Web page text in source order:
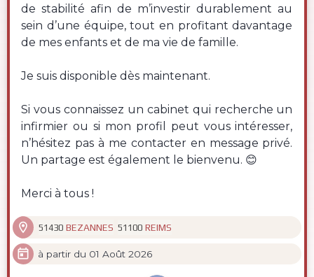
de stabilité afin de m’investir durablement au
sein d’une équipe, tout en profitant davantage
de mes enfants et de ma vie de famille.
Je suis disponible dès maintenant.
Si vous connaissez un cabinet qui recherche un
infirmier ou si mon profil peut vous intéresser,
n’hésitez pas à me contacter en message privé.
Un partage est également le bienvenu. 😊
Merci à tous !
 51430 BEZANNES 51100 REIMS
 à partir du 01 Août 2026